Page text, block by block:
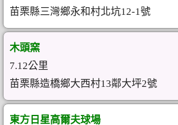
苗栗縣三灣鄉永和村北坑12-1號
木頭窯
7.12公里
苗栗縣造橋鄉大西村13鄰大坪2號
東方日星高爾夫球場